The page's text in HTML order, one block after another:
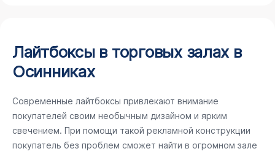
Лайтбоксы в торговых залах в
Осинниках
Современные лайтбоксы привлекают внимание
покупателей своим необычным дизайном и ярким
свечением. При помощи такой рекламной конструкции
покупатель без проблем сможет найти в огромном зале